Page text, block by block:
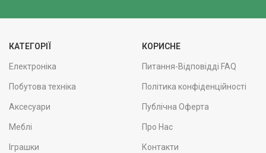
КАТЕГОРІЇ
Електроніка
Побутова техніка
Аксесуари
Меблі
Іграшки
КОРИСНЕ
Питання-Відповідді FAQ
Політика конфіденційності
Публічна Оферта
Про Нас
Контакти